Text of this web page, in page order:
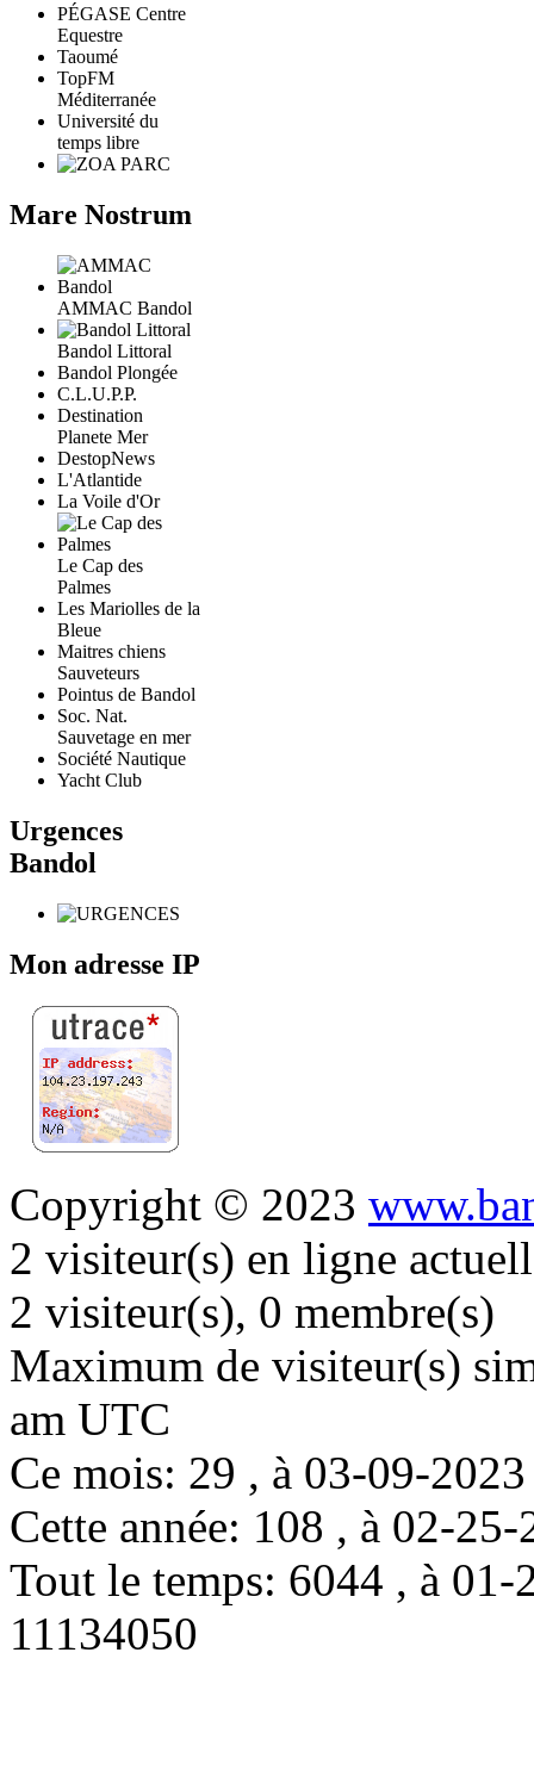
PÉGASE Centre
Equestre
Taoumé
TopFM
Méditerranée
Université du
temps libre
Mare Nostrum
AMMAC Bandol
Bandol Littoral
Bandol Plongée
C.L.U.P.P.
Destination
Planete Mer
DestopNews
L'Atlantide
La Voile d'Or
Le Cap des
Palmes
Les Mariolles de la
Bleue
Maitres chiens
Sauveteurs
Pointus de Bandol
Soc. Nat.
Sauvetage en mer
Société Nautique
Yacht Club
Urgences
Bandol
Mon adresse IP
Copyright © 2023
2 visiteur(s) en ligne
2 visiteur(s), 0 membre(s)
Maximum de visiteur(s)
am UTC
Ce mois: 29 , à 03-09-
Cette année: 108 , à 02-
Tout le temps: 6044 , à
11134050